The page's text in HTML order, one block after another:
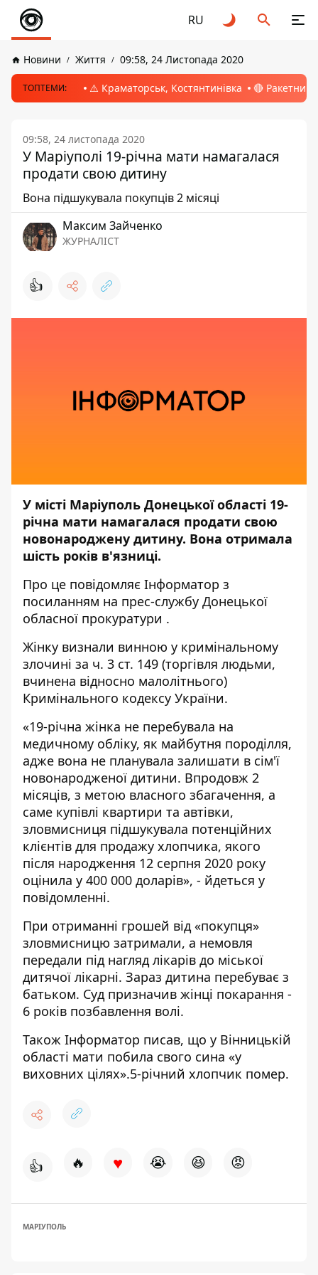
RU
Новини Життя 09:58, 24 Листопада 2020
ТОПТЕМИ: ⚠️ Краматорськ, Костянтинівка 🔴 Ракетний
09:58, 24 листопада 2020
У Маріуполі 19-річна мати намагалася
продати свою дитину
Вона підшукувала покупців 2 місяці
Максим Зайченко
ЖУРНАЛІСТ
👍
У місті Маріуполь Донецької області 19-
річна мати намагалася продати свою
новонароджену дитину. Вона отримала
шість років в'язниці.
Про це повідомляє Інформатор з
посиланням на прес-службу Донецької
обласної прокуратури .
Жінку визнали винною у кримінальному
злочині за ч. 3 ст. 149 (торгівля людьми,
вчинена відносно малолітнього)
Кримінального кодексу України.
«19-річна жінка не перебувала на
медичному обліку, як майбутня породілля,
адже вона не планувала залишати в сім'ї
новонародженої дитини. Впродовж 2
місяців, з метою власного збагачення, а
саме купівлі квартири та автівки,
зловмисниця підшукувала потенційних
клієнтів для продажу хлопчика, якого
після народження 12 серпня 2020 року
оцінила у 400 000 доларів», - йдеться у
повідомленні.
При отриманні грошей від «покупця»
зловмисницю затримали, а немовля
передали під нагляд лікарів до міської
дитячої лікарні. Зараз дитина перебуває з
батьком. Суд призначив жінці покарання -
6 років позбавлення волі.
Також Інформатор писав, що у Вінницькій
області мати побила свого сина «у
виховних цілях».5-річний хлопчик помер.
👍 🔥 ♥ 😭 😆 😡
МАРІУПОЛЬ